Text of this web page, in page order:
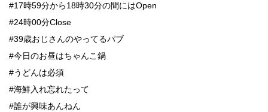
#17時59分から18時30分の間にはOpen
#24時00分Close
#39歳おじさんのやってるパブ
#今日のお昼はちゃんこ鍋
#うどんは必須
#海鮮入れ忘れたって
#誰が興味あんねん